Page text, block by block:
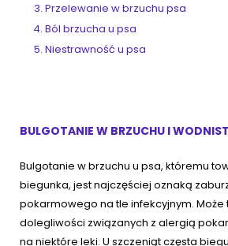
Przelewanie w brzuchu psa
Ból brzucha u psa
Niestrawność u psa
BULGOTANIE W BRZUCHU I
Bulgotanie w brzuchu u psa, któremu
biegunka, jest najczęściej oznaką
pokarmowego na tle infekcyjnym.
dolegliwości związanych z alergią
na niektóre leki. U szczeniąt częsta